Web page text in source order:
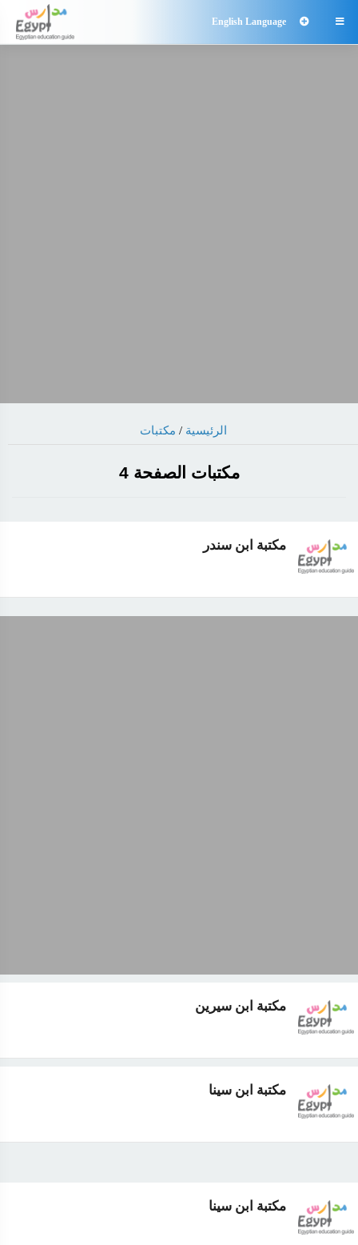

English Language
الرئيسية / مكتبات
مكتبات الصفحة 4
مكتبة ابن سندر
مكتبة ابن سيرين
مكتبة ابن سينا
مكتبة ابن سينا